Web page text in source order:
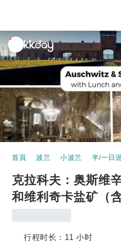
unread
notifications
首頁 波兰 小波兰 半/一日
克拉科夫：奥斯维
和维利奇卡盐矿（
行程时长：11 小时